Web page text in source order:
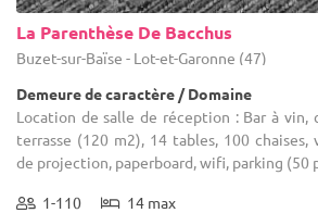
La Parenthèse De Bacchus
Buzet-sur-Baïse - Lot-et-Garonne (47)
Demeure de caractère / Domaine
Location de salle de réception : Bar à vin,
terrasse (120 m2), 14 tables, 100 chaises,
de projection, paperboard, wifi, parking (50
1-110 14 max